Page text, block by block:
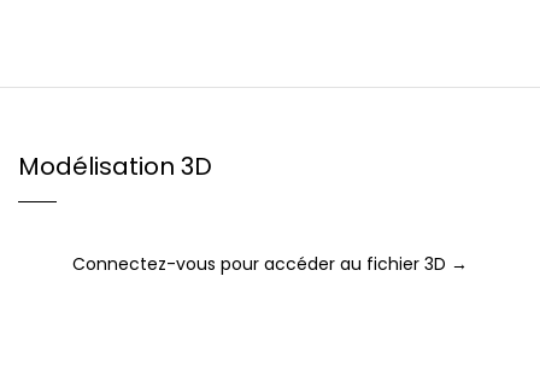
Modélisation 3D
Connectez-vous pour accéder au fichier 3D →